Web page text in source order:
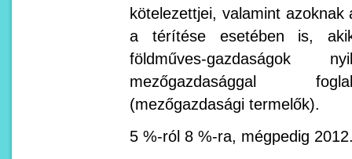
kötelezettjei, valamint
a térítése esetében is,
földműves-gazdaságok
mezőgazdasággal
(mezőgazdasági termelők).
5 %-ról 8 %-ra, mégpedig